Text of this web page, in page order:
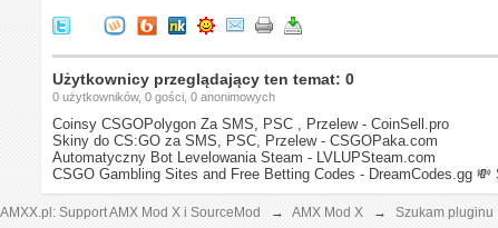
Użytkownicy przeglądający ten temat: 0
0 użytkowników, 0 gości, 0 anonimowych
Coinsy CSGOPolygon Za SMS, PSC , Przelew - CoinSell.pro
Skiny do CS:GO za SMS, PSC, Przelew - CSGOPaka.com
Automatyczny Bot Levelowania Steam - LVLUPSteam.com
CSGO Gambling Sites and Free Betting Codes - DreamCodes.gg 💸
AMXX.pl: Support AMX Mod X i SourceMod → AMX Mod X → Szukam pluginu